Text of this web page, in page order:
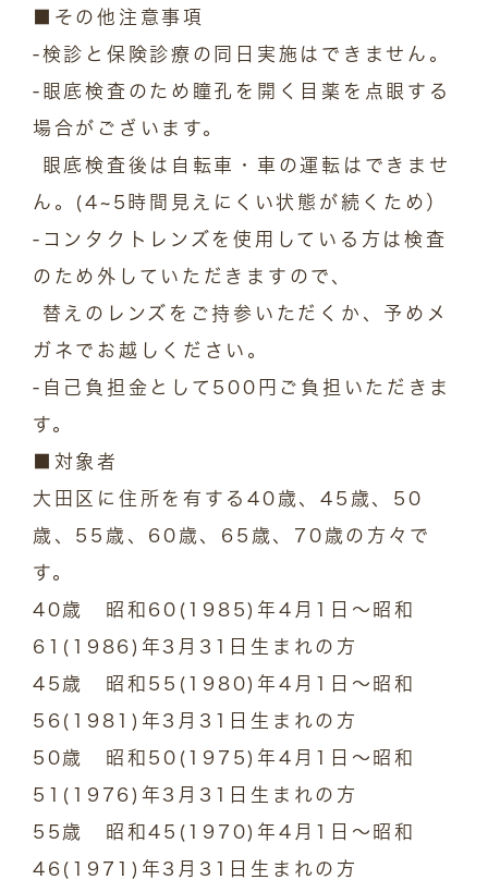
■その他注意事項
-検診と保険診療の同日実施はできません。
-眼底検査のため瞳孔を開く目薬を点眼する
場合がございます。
眼底検査後は自転車・車の運転はできませ
ん。(4~5時間見えにくい状態が続くため）
-コンタクトレンズを使用している方は検査
のため外していただきますので、
替えのレンズをご持参いただくか、予めメ
ガネでお越しください。
-自己負担金として500円ご負担いただきま
す。
■対象者
大田区に住所を有する40歳、45歳、50
歳、55歳、60歳、65歳、70歳の方々で
す。
40歳 昭和60(1985)年4月1日～昭和
61(1986)年3月31日生まれの方
45歳 昭和55(1980)年4月1日～昭和
56(1981)年3月31日生まれの方
50歳 昭和50(1975)年4月1日～昭和
51(1976)年3月31日生まれの方
55歳 昭和45(1970)年4月1日～昭和
46(1971)年3月31日生まれの方